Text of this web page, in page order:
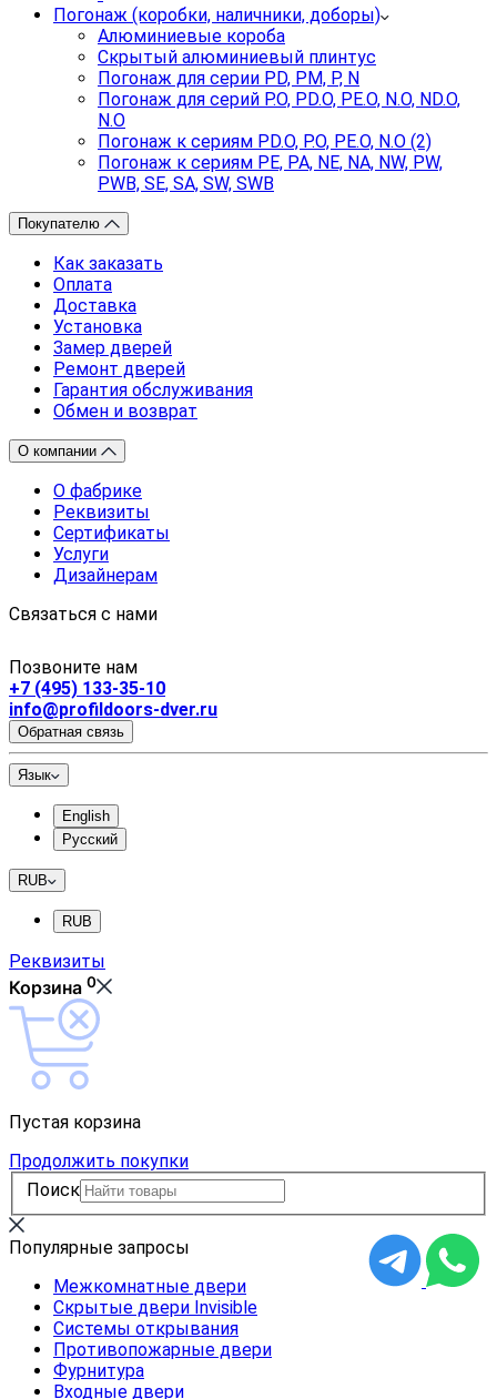
Погонаж (коробки, наличники, доборы)
Алюминиевые короба
Скрытый алюминиевый плинтус
Погонаж для серии PD, PM, P, N
Погонаж для серий P.O, PD.O, PE.O, N.O, ND.O,
N.O
Погонаж к сериям PD.O, P.O, PE.O, N.O (2)
Погонаж к сериям PE, PA, NE, NA, NW, PW,
PWB, SE, SA, SW, SWB
Покупателю
Как заказать
Оплата
Доставка
Установка
Замер дверей
Ремонт дверей
Гарантия обслуживания
Обмен и возврат
О компании
О фабрике
Реквизиты
Сертификаты
Услуги
Дизайнерам
Связаться с нами
Позвоните нам
+7 (495) 133-35-10
info@profildoors-dver.ru
Обратная связь
Язык
English
Русский
RUB
RUB
Реквизиты
Корзина 0
Пустая корзина
Продолжить покупки
Поиск
Популярные запросы
Межкомнатные двери
Скрытые двери Invisible
Системы открывания
Противопожарные двери
Фурнитура
Входные двери